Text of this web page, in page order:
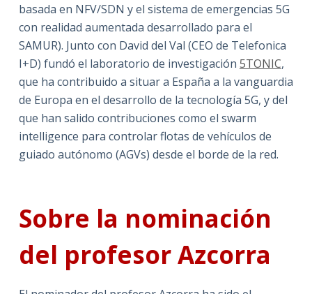
basada en NFV/SDN y el sistema de emergencias 5G
con realidad aumentada desarrollado para el
SAMUR). Junto con David del Val (CEO de Telefonica
I+D) fundó el laboratorio de investigación 5TONIC,
que ha contribuido a situar a España a la vanguardia
de Europa en el desarrollo de la tecnología 5G, y del
que han salido contribuciones como el swarm
intelligence para controlar flotas de vehículos de
guiado autónomo (AGVs) desde el borde de la red.
Sobre la nominación
del profesor Azcorra